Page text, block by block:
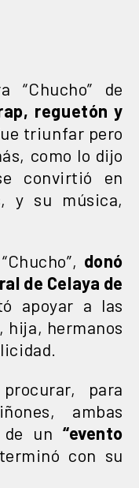
“Chucho” de
reguetón y
triunfar pero
como lo dijo
convirtió en
y su música,
donó
de Celaya de
apoyar a las
hija, hermanos
para
ambas
de un“evento
con su